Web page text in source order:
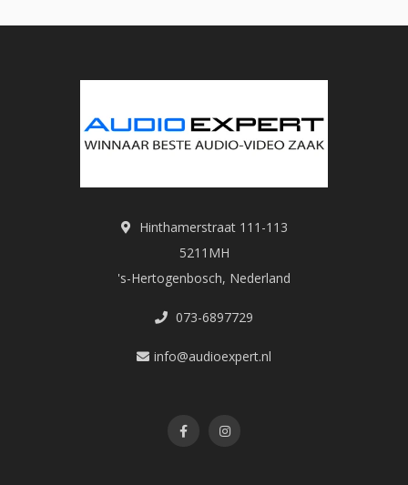
Hinthamerstraat 111-113
5211MH
's-Hertogenbosch, Nederland
073-6897729
info@audioexpert.nl